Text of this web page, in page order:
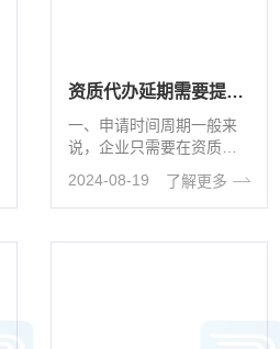
资质代办延期需要提供哪些材料？
一、申请时间周期一般来
说，企业只需要在资质到
（提前一个月）。但是，
由于各地实际情···
2024-08-19 了解更多